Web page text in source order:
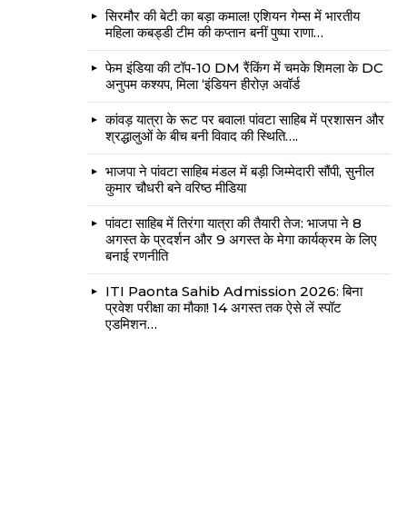
सिरमौर की बेटी का बड़ा कमाल! एशियन गेम्स में भारतीय
महिला कबड्डी टीम की कप्तान बनीं पुष्पा राणा…
फेम इंडिया की टॉप-10 DM रैंकिंग में चमके शिमला के DC
अनुपम कश्यप, मिला ‘इंडियन हीरोज़ अवॉर्ड
कांवड़ यात्रा के रूट पर बवाल! पांवटा साहिब में प्रशासन और
श्रद्धालुओं के बीच बनी विवाद की स्थिति….
भाजपा ने पांवटा साहिब मंडल में बड़ी जिम्मेदारी सौंपी, सुनील
कुमार चौधरी बने वरिष्ठ मीडिया
पांवटा साहिब में तिरंगा यात्रा की तैयारी तेज: भाजपा ने 8
अगस्त के प्रदर्शन और 9 अगस्त के मेगा कार्यक्रम के लिए
बनाई रणनीति
ITI Paonta Sahib Admission 2026: बिना
प्रवेश परीक्षा का मौका! 14 अगस्त तक ऐसे लें स्पॉट
एडमिशन…